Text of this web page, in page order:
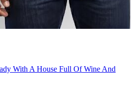
With A House Full Of Wine And